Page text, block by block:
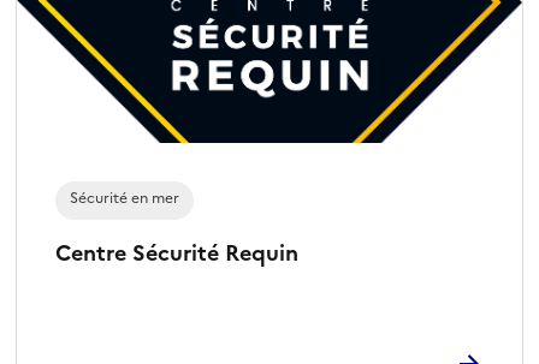
Centre Sécurité Requin
Sécurité en mer